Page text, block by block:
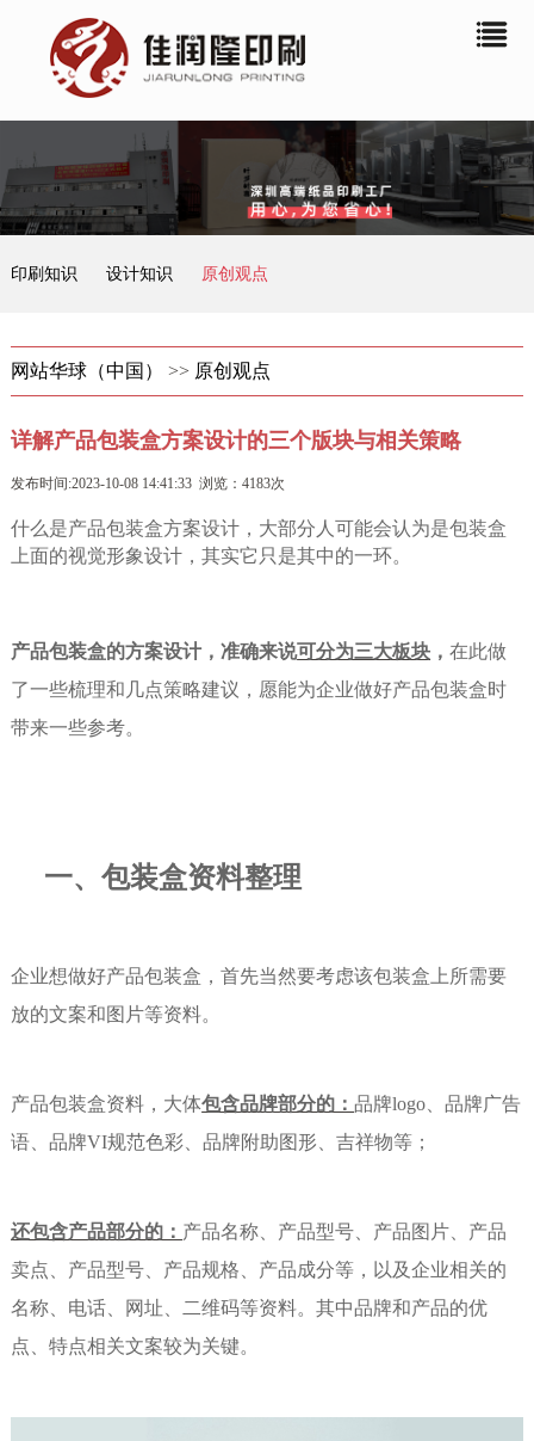
印刷知识 设计知识 原创观点
网站华球（中国） >> 原创观点
详解产品包装盒方案设计的三个版块与相关策略
发布时间:2023-10-08 14:41:33 浏览：4183次
什么是产品包装盒方案设计，大部分人可能会认为是包装盒
上面的视觉形象设计，其实它只是其中的一环。
产品包装盒的方案设计，准确来说可分为三大板块 ，在此做
了一些梳理和几点策略建议，愿能为企业做好产品包装盒时
带来一些参考。
一、包装盒资料整理
企业想做好产品包装盒，首先当然要考虑该包装盒上所需要
放的文案和图片等资料。
产品包装盒资料，大体包含品牌部分的：品牌logo 、品牌广告
语、品牌VI规范色彩、品牌附助图形、吉祥物等；
还包含产品部分的： 产品名称、产品型号、产品图片、产品
卖点、产品型号、产品规格、产品成分等，以及企业相关的
名称、电话、网址、二维码等资料。其中品牌和产品的优
点、特点相关文案较为关键。